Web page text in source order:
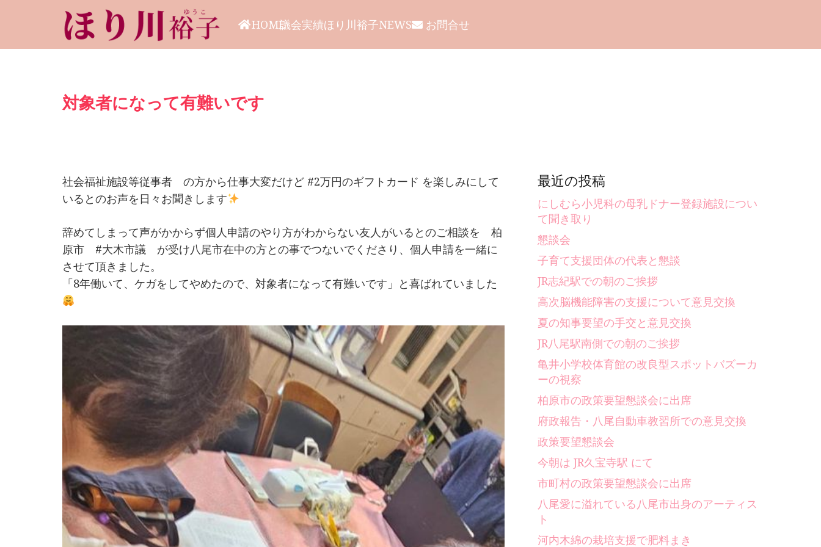
HOME議会実績ほり川裕子NEWS お問合せ
対象者になって有難いです
社会福祉施設等従事者 の方から仕事大変だけど #2万円のギフトカード を楽しみにして
いるとのお声を日々お聞きします
辞めてしまって声がかからず個人申請のやり方がわからない友人がいるとのご相談を 柏
原市 #大木市議 が受け八尾市在中の方との事でつないでくださり、個人申請を一緒に
させて頂きました。
「8年働いて、ケガをしてやめたので、対象者になって有難いです」と喜ばれていました
最近の投稿
にしむら小児科の母乳ドナー登録施設につい
て聞き取り
懇談会
子育て支援団体の代表と懇談
JR志紀駅での朝のご挨拶
高次脳機能障害の支援について意見交換
夏の知事要望の手交と意見交換
JR八尾駅南側での朝のご挨拶
亀井小学校体育館の改良型スポットバズーカ
ーの視察
柏原市の政策要望懇談会に出席
府政報告・八尾自動車教習所での意見交換
政策要望懇談会
今朝は JR久宝寺駅 にて
市町村の政策要望懇談会に出席
八尾愛に溢れている八尾市出身のアーティス
ト
河内木綿の栽培支援で肥料まき